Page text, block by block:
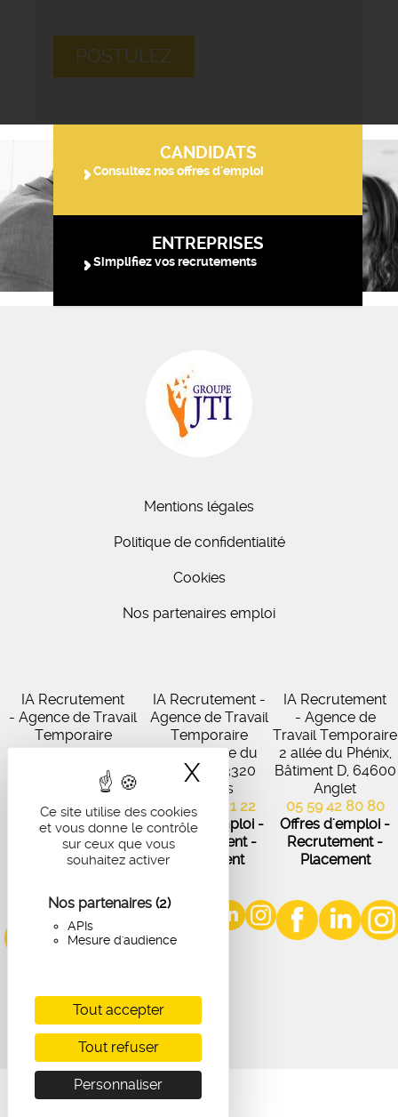
Ce site utilise des cookies
et vous donne le contrôle
sur ceux que vous
souhaitez activer
Nos partenaires (2)
APIs
Mesure d'audience
Tout accepter
Tout refuser
Personnaliser
X Masquer le
POSTULEZ
CANDIDATS
Consultez nos offres d'emploi
ENTREPRISES
Simplifiez vos recrutements
Mentions légales
Politique de confidentialité
Cookies
Nos partenaires emploi
IA Recrutement
- Agence de Travail
Temporaire
27 Avenue de
Virecourt, 33370
Artigues-près-
Bordeaux
05 56 67 48 57
Offres d'emploi -
Recrutement -
IA Recrutement -
Agence de Travail
Temporaire
102 Avenue du
Médoc, 33320
Eysines
05 56 45 21 22
Offres d'emploi -
Recrutement -
Placement
IA Recrutement
- Agence de
Travail Temporaire
2 allée du Phénix,
Bâtiment D, 64600
Anglet
05 59 42 80 80
Offres d'emploi -
Recrutement -
Placement